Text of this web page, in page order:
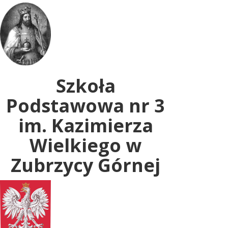
Uwaga:
ta
witryna
zawiera
system
dostępności.
Szkoła
Podstawowa nr 3
im. Kazimierza
Wielkiego w
Zubrzycy Górnej